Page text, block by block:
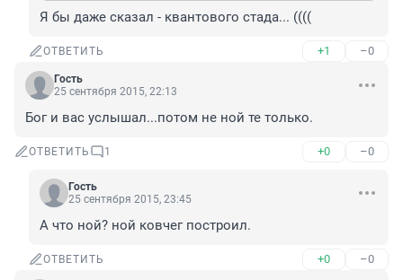
Я бы даже сказал - квантового стада... ((((
ОТВЕТИТЬ +1 –0
Гость
25 сентября 2015, 22:13
Бог и вас услышал...потом не ной те только.
ОТВЕТИТЬ 1 +0 –0
Гость
25 сентября 2015, 23:45
А что ной? ной ковчег построил.
ОТВЕТИТЬ +0 –0